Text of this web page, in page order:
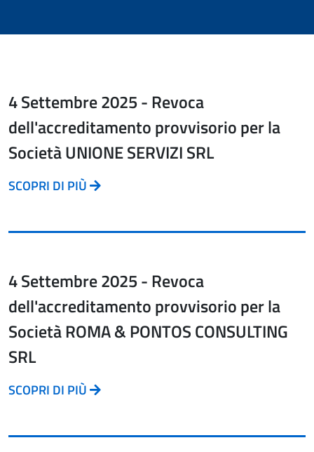
4 Settembre 2025 - Revoca
dell'accreditamento provvisorio per la
Società UNIONE SERVIZI SRL
SCOPRI DI PIÙ
4 Settembre 2025 - Revoca
dell'accreditamento provvisorio per la
Società ROMA & PONTOS CONSULTING
SRL
SCOPRI DI PIÙ